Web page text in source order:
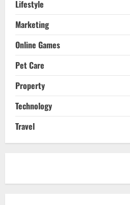
Lifestyle
Marketing
Online Games
Pet Care
Property
Technology
Travel